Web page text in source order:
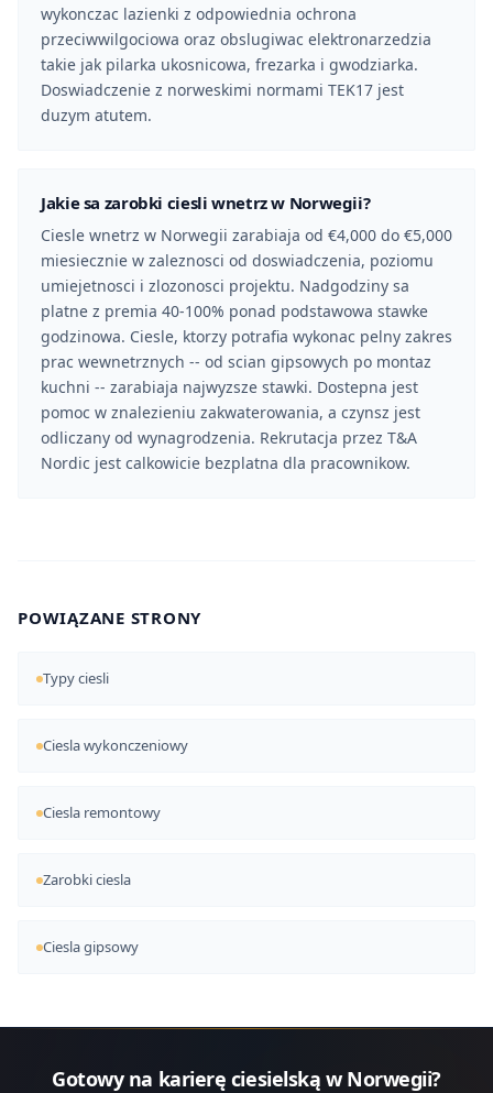
wykonczac lazienki z odpowiednia ochrona
przeciwwilgociowa oraz obslugiwac elektronarzedzia
takie jak pilarka ukosnicowa, frezarka i gwodziarka.
Doswiadczenie z norweskimi normami TEK17 jest
duzym atutem.
Jakie sa zarobki ciesli wnetrz w Norwegii?
Ciesle wnetrz w Norwegii zarabiaja od €4,000 do €5,000
miesiecznie w zaleznosci od doswiadczenia, poziomu
umiejetnosci i zlozonosci projektu. Nadgodziny sa
platne z premia 40-100% ponad podstawowa stawke
godzinowa. Ciesle, ktorzy potrafia wykonac pelny zakres
prac wewnetrznych -- od scian gipsowych po montaz
kuchni -- zarabiaja najwyzsze stawki. Dostepna jest
pomoc w znalezieniu zakwaterowania, a czynsz jest
odliczany od wynagrodzenia. Rekrutacja przez T&A
Nordic jest calkowicie bezplatna dla pracownikow.
POWIĄZANE STRONY
Typy ciesli
Ciesla wykonczeniowy
Ciesla remontowy
Zarobki ciesla
Ciesla gipsowy
Gotowy na karierę ciesielską w Norwegii?